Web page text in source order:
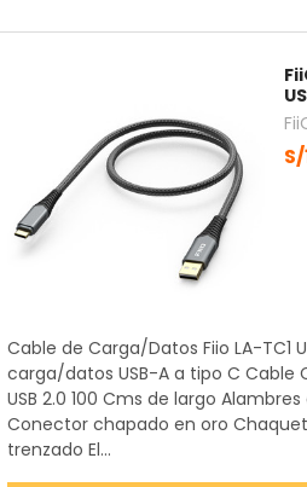
Cable de Carga/Datos Fiio LA-TC1
carga/datos USB-A a tipo C Cable
USB 2.0 100 Cms de largo
Conector chapado en oro
trenzado El...